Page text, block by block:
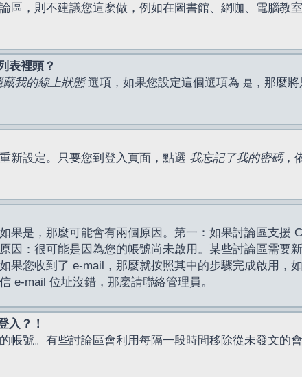
區，則不建議您這麼做，例如在圖書館、網咖、電腦教
表裡頭？
藏我的線上狀態選項，如果您設定這個選項為 是 ，那麼
新設定。只要您到登入頁面，點選 我忘記了我的密碼，
果是，那麼可能會有兩個原因。第一：如果討論區支援
因：很可能是因為您的帳號尚未啟用。某些討論區需要
果您收到了 e-mail，那麼就按照其中的步驟完成啟用，
e-mail 位址沒錯，那麼請聯絡管理員。
入？！
帳號。有些討論區會利用每隔一段時間移除從未發文的